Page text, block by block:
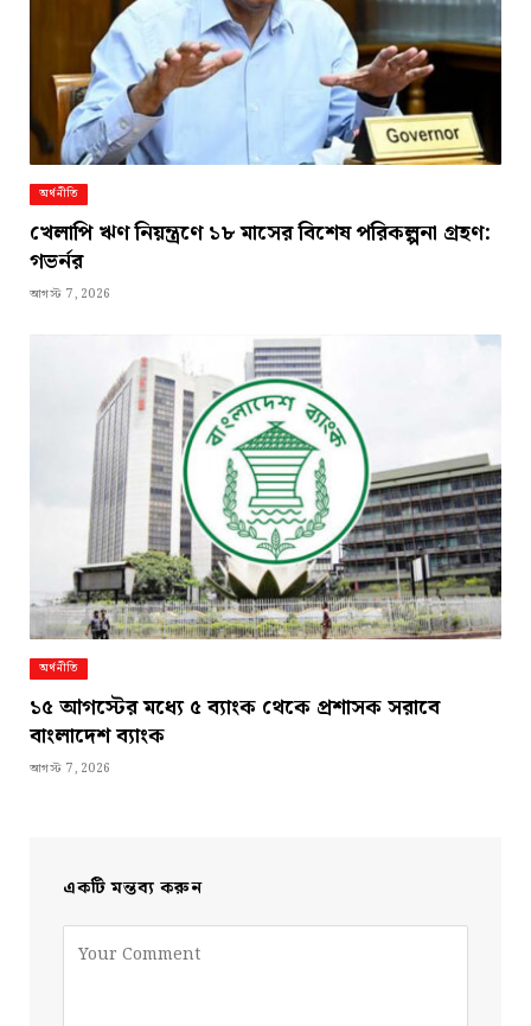
অর্থনীতি
খেলাপি ঋণ নিয়ন্ত্রণে ১৮ মাসের বিশেষ পরিকল্পনা গ্রহণ:
গভর্নর
আগস্ট 7, 2026
অর্থনীতি
১৫ আগস্টের মধ্যে ৫ ব্যাংক থেকে প্রশাসক সরাবে
বাংলাদেশ ব্যাংক
আগস্ট 7, 2026
একটি মন্তব্য করুন